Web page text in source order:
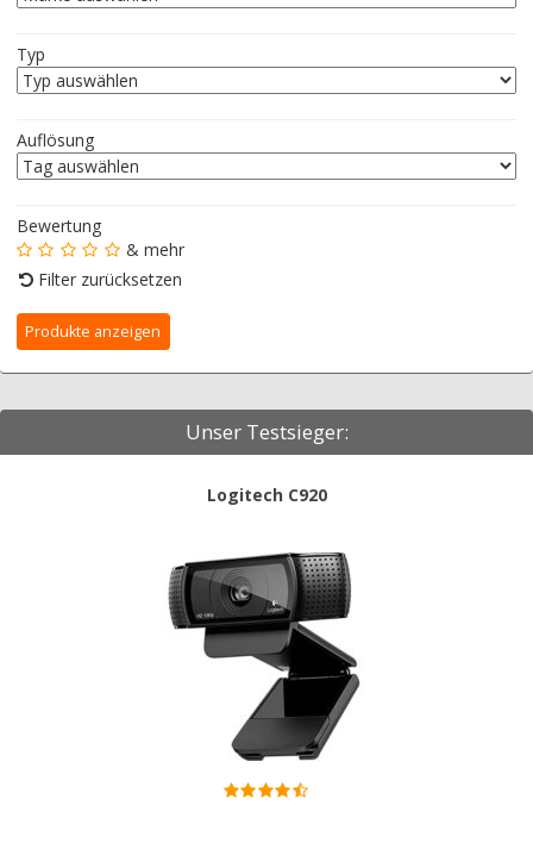
Typ
Auflösung
Bewertung
& mehr
Filter zurücksetzen
Unser Testsieger:
Logitech C920